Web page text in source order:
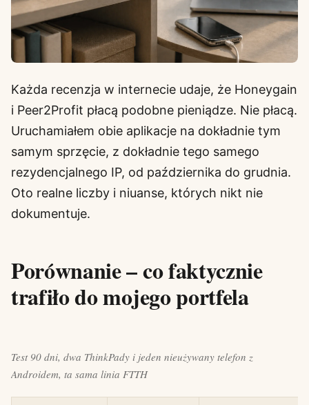
Każda recenzja w internecie udaje, że Honeygain
i Peer2Profit płacą podobne pieniądze. Nie płacą.
Uruchamiałem obie aplikacje na dokładnie tym
samym sprzęcie, z dokładnie tego samego
rezydencjalnego IP, od października do grudnia.
Oto realne liczby i niuanse, których nikt nie
dokumentuje.
Porównanie – co faktycznie
trafiło do mojego portfela
Test 90 dni, dwa ThinkPady i jeden nieużywany telefon z
Androidem, ta sama linia FTTH